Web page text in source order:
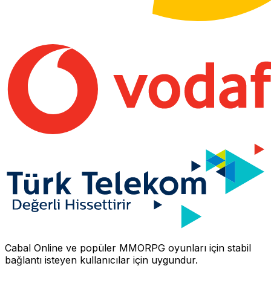
Cabal Online ve popüler MMORPG oyunları için stabil
bağlantı isteyen kullanıcılar için uygundur.